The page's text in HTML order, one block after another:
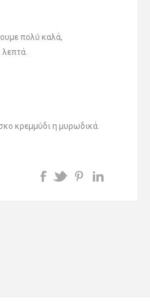
πολύ καλά,
λεπτά.
κρεμμύδι η μυρωδικά.